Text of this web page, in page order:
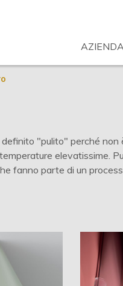
"pulito" perché
elevatissime.
fanno parte di un